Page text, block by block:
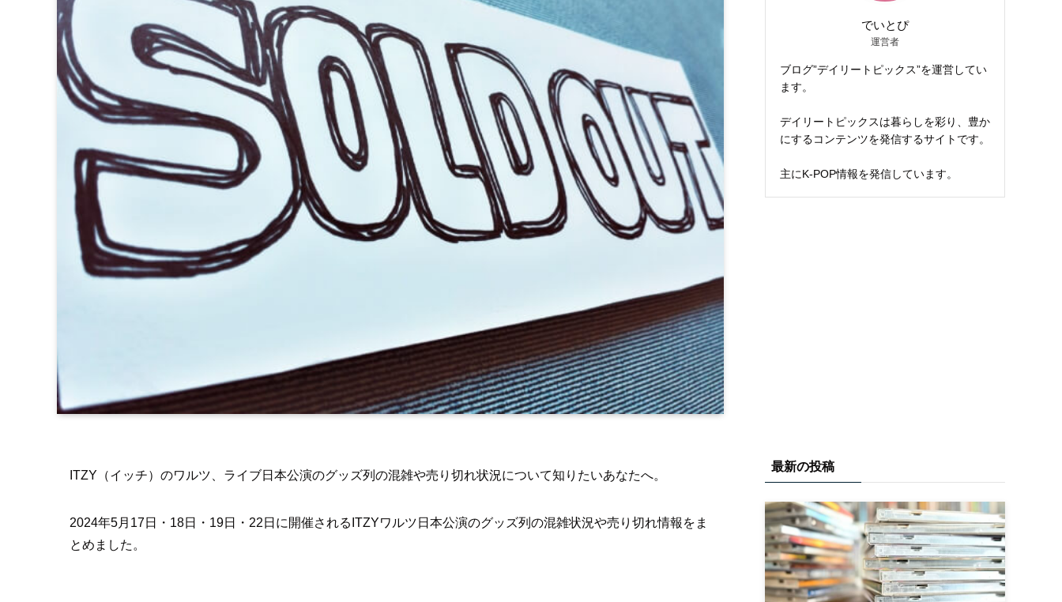
ITZY（イッチ）のワルツ、ライブ日本公演のグッズ列の混雑や売り切れ状況について知りたいあなたへ。
2024年5月17日・18日・19日・22日に開催されるITZYワルツ日本公演のグッズ列の混雑状況や売り切れ情報をま
とめました。
でいとぴ
運営者
ブログ”デイリートピックス”を運営してい
ます。
デイリートピックスは暮らしを彩り、豊か
にするコンテンツを発信するサイトです。
主にK-POP情報を発信しています。
最新の投稿